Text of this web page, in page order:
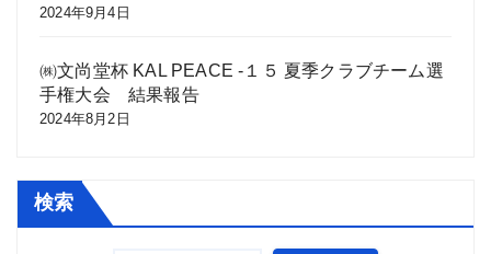
2024年9月4日
㈱文尚堂杯 KAL PEACE -１５ 夏季クラブチーム選
手権大会 結果報告
2024年8月2日
検索